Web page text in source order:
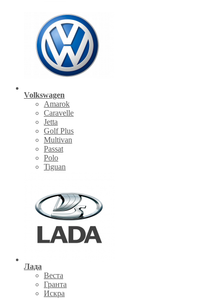
Volkswagen
Amarok
Caravelle
Jetta
Golf Plus
Multivan
Passat
Polo
Tiguan
Лада
Веста
Гранта
Искра